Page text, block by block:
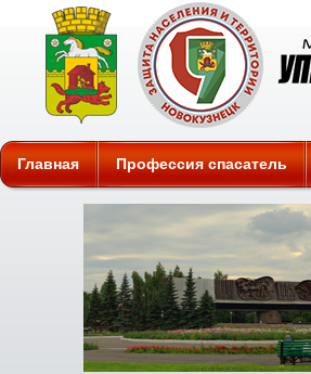
Защита
Главная Профессия спасатель